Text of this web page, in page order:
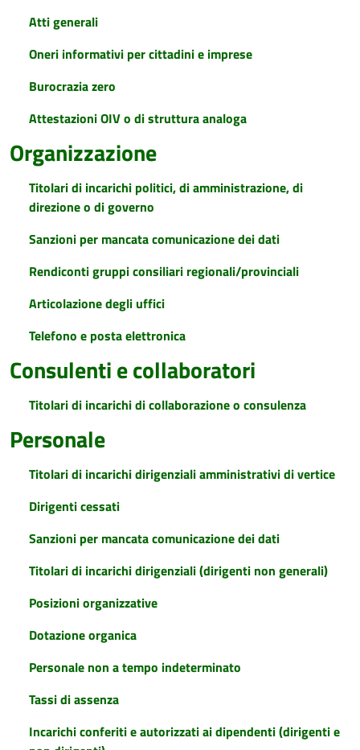
Atti generali
Oneri informativi per cittadini e imprese
Burocrazia zero
Attestazioni OIV o di struttura analoga
Organizzazione
Titolari di incarichi politici, di amministrazione, di
direzione o di governo
Sanzioni per mancata comunicazione dei dati
Rendiconti gruppi consiliari regionali/provinciali
Articolazione degli uffici
Telefono e posta elettronica
Consulenti e collaboratori
Titolari di incarichi di collaborazione o consulenza
Personale
Titolari di incarichi dirigenziali amministrativi di vertice
Dirigenti cessati
Sanzioni per mancata comunicazione dei dati
Titolari di incarichi dirigenziali (dirigenti non generali)
Posizioni organizzative
Dotazione organica
Personale non a tempo indeterminato
Tassi di assenza
Incarichi conferiti e autorizzati ai dipendenti (dirigenti e